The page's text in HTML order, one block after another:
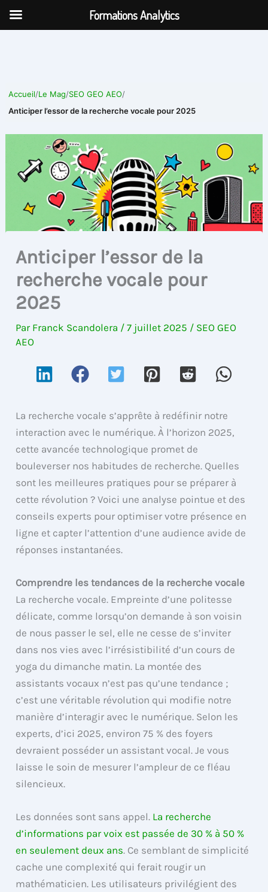
Aller
Accueil/Le Mag/SEO GEO AEO/
Anticiper l’essor de la recherche vocale pour 2025
Anticiper l’essor de la
recherche vocale pour
2025
Par Franck Scandolera /7 juillet 2025 / SEO GEO
AEO
La recherche vocale s’apprête à redéfinir notre
interaction avec le numérique. À l’horizon 2025,
cette avancée technologique promet de
bouleverser nos habitudes de recherche. Quelles
sont les meilleures pratiques pour se préparer à
cette révolution ? Voici une analyse pointue et des
conseils experts pour optimiser votre présence en
ligne et capter l’attention d’une audience avide de
réponses instantanées.
Comprendre les tendances de la recherche vocale
La recherche vocale. Empreinte d’une politesse
délicate, comme lorsqu’on demande à son voisin
de nous passer le sel, elle ne cesse de s’inviter
dans nos vies avec l’irrésistibilité d’un cours de
yoga du dimanche matin. La montée des
assistants vocaux n’est pas qu’une tendance ;
c’est une véritable révolution qui modifie notre
manière d’interagir avec le numérique. Selon les
experts, d’ici 2025, environ 75 % des foyers
devraient posséder un assistant vocal. Je vous
laisse le soin de mesurer l’ampleur de ce fléau
silencieux.
Les données sont sans appel. La recherche
d’informations par voix est passée de 30 % à 50 %
en seulement deux ans. Ce semblant de simplicité
cache une complexité qui ferait rougir un
mathématicien. Les utilisateurs privilégient des
Formations Analytics